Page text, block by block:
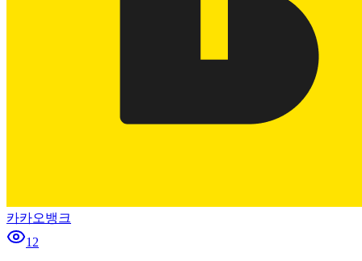
카카오뱅크
12